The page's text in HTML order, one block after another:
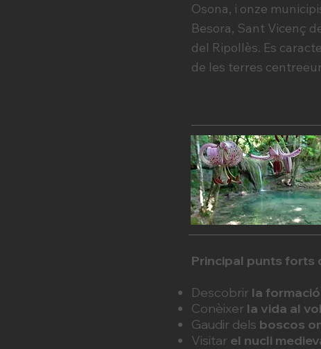
Osona, i onze
Besora, Sant Vicenç
del Ripollès. Es
de les terres
Principal punts forts
Descobrir la
Conèixer la vida al
Gaudir dels boscos
Visitar el nucli